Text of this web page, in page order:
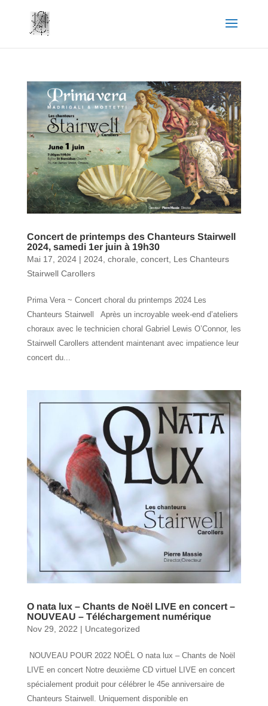
Concert de printemps des Chanteurs Stairwell
2024, samedi 1er juin à 19h30
Mai 17, 2024| 2024, chorale concert, Les Chanteurs
Stairwell Carollers
Prima Vera ~ Concert choral du printemps 2024 Les
Chanteurs Stairwell Après un incroyable week-end d’ateliers
choraux avec le technicien choral Gabriel Lewis O’Connor, les
Stairwell Carollers attendent maintenant avec impatience leur
concert du...
O nata lux – Chants de Noël LIVE en concert –
NOUVEAU – Téléchargement numérique
Nov 29, 2022 | Uncategorized
NOUVEAU POUR 2022 NOËL O nata lux – Chants de Noël
LIVE en concert Notre deuxième CD virtuel LIVE en concert
spécialement produit pour célébrer le 45e anniversaire de
Chanteurs Stairwell. Uniquement disponible en